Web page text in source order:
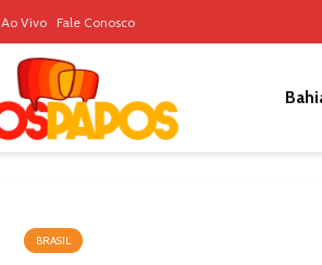
Ao Vivo Fale Conosco
BRASIL